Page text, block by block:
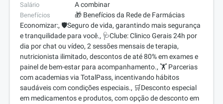
Salário A combinar
Benefícios
🎁 Benefícios da Rede de Farmácias
Economizar:, 🛡️Seguro de vida, garantindo mais segurança
e tranquilidade para você., 🩺Clube: Clinico Gerais 24h por
dia por chat ou vídeo, 2 sessões mensais de terapia,
nutricionista ilimitado, descontos de até 80% em exames e
painel de bem-estar para acompanhamento., 🏋️ Parcerias
com academias via TotalPass, incentivando hábitos
saudáveis com condições especiais., 🛒Desconto especial
em medicamentos e produtos, com opção de desconto em